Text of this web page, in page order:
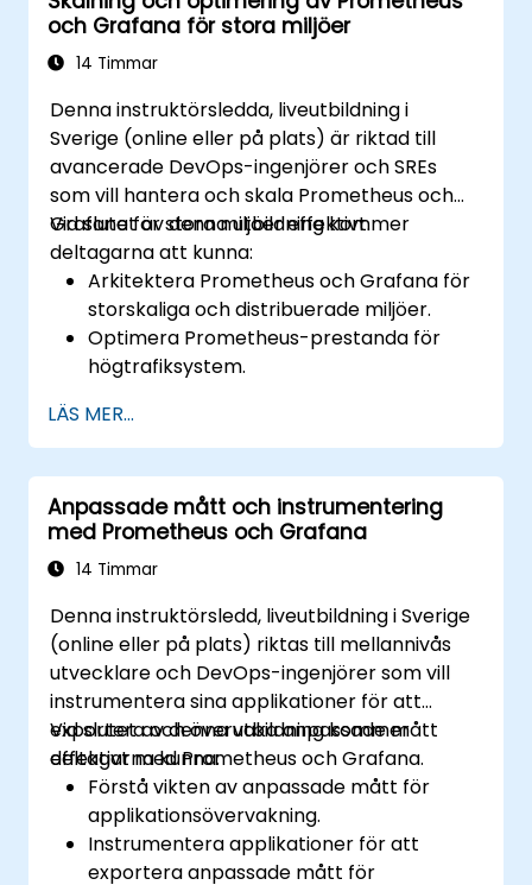
att skapa dynamiska instrumentpaneler.
Ställa in aviseringar och varningar genom
Installera och hantera plugins för att
utöka Grafana funktionalitet.
och Grafana för stora miljöer
14 Timmar
Denna instruktörsledda, liveutbildning i
Sverige (online eller på plats) är riktad till
avancerade DevOps-ingenjörer och SREs
som vill hantera och skala Prometheus och
Grafana för stora miljöer effektivt.
Vid slutet av denna utbildning kommer
deltagarna att kunna:
Arkitektera Prometheus och Grafana för
storskaliga och distribuerade miljöer.
Optimera Prometheus-prestanda för
högtrafiksystem.
datamängder och komplexa
visualiseringar.
Implementera avancerade felsöknings-
och skalningsstrategier.
LÄS MER...
Anpassade mått och instrumentering
med Prometheus och Grafana
14 Timmar
Denna instruktörsledd, liveutbildning i Sverige
(online eller på plats) riktas till mellannivås
utvecklare och DevOps-ingenjörer som vill
instrumentera sina applikationer för att
exportera och övervaka anpassade mått
effektivt med Prometheus och Grafana.
Vid slutet av denna utbildning kommer
deltagarna kunna:
Förstå vikten av anpassade mått för
applikationsövervakning.
Instrumentera applikationer för att
exportera anpassade mått för